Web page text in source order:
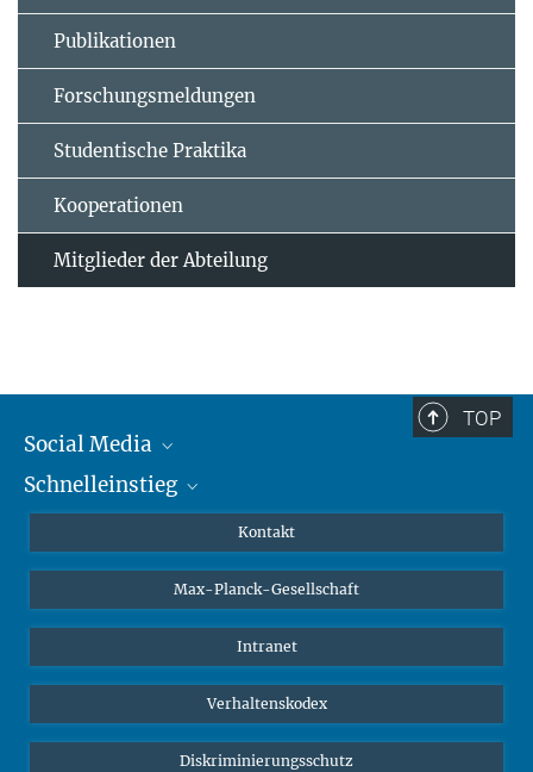
Publikationen
Forschungsmeldungen
Studentische Praktika
Kooperationen
Mitglieder der Abteilung
TOP
Social Media
Mastodon
Schnelleinstieg
Studierende
Schüler*innen
Öffentlichkeit
Alumnae | Alumni
Kontakt
Max-Planck-Gesellschaft
Intranet
Verhaltenskodex
Diskriminierungsschutz